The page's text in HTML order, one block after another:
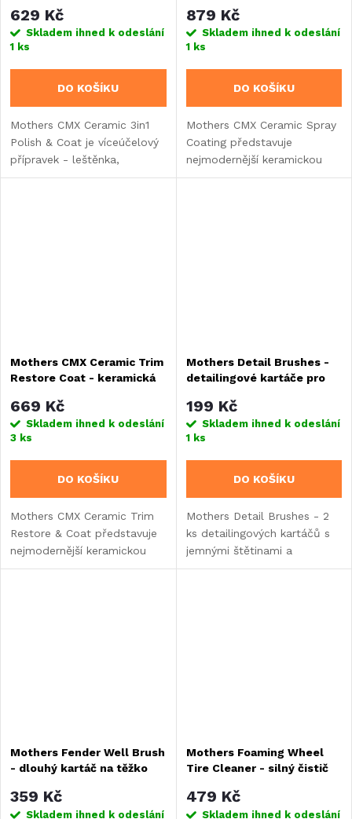
keramické ochrany, 473 ml
629 Kč
Skladem ihned k odeslání
1 ks
DO KOŠÍKU
Mothers CMX Ceramic 3in1
Polish & Coat je víceúčelový
přípravek - leštěnka,
příprava povrchu a údržba
879 Kč
Skladem ihned k odeslání
1 ks
DO KOŠÍKU
Mothers CMX Ceramic Spray
Coating představuje
nejmodernější keramickou
ochranu laku na bázi SiO2 a
Mothers CMX Ceramic Trim
Restore Coat - keramická
gumy, sprej 200 ml
669 Kč
Skladem ihned k odeslání
3 ks
DO KOŠÍKU
Mothers CMX Ceramic Trim
Restore & Coat představuje
nejmodernější keramickou
ochranu plastových,
Mothers Detail Brushes -
detailingové kartáče pro
perfekcionisty, 2 ks
199 Kč
Skladem ihned k odeslání
1 ks
DO KOŠÍKU
Mothers Detail Brushes - 2
ks detailingových kartáčů s
jemnými štětinami a
gumovými špičkami pro
Mothers Fender Well Brush
- dlouhý kartáč na těžko
359 Kč
Skladem ihned k odeslání
Mothers Foaming Wheel
Tire Cleaner - silný čistič
479 Kč
Skladem ihned k odeslání